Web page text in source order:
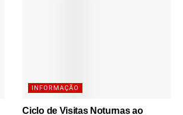
INFORMAÇÃO
Ciclo de Visitas Noturnas ao